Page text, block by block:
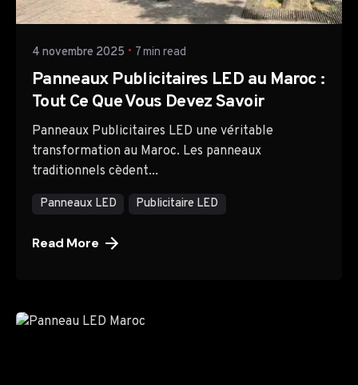
4 novembre 2025 7 min read
Panneaux Publicitaires LED au Maroc :
Tout Ce Que Vous Devez Savoir
Panneaux Publicitaires LED une véritable
transformation au Maroc. Les panneaux
traditionnels cèdent...
Panneaux LED Publicitaire LED
Read More